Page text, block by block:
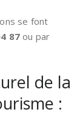
se font
87ou par
de la
: